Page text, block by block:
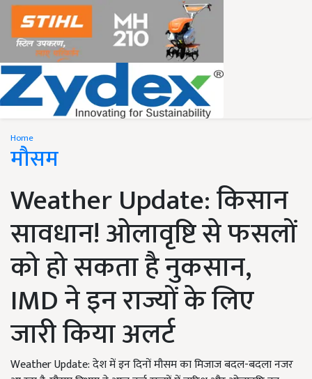
Home
मौसम
Weather Update: किसान
सावधान! ओलावृष्टि से फसलों
को हो सकता है नुकसान,
IMD ने इन राज्यों के लिए
जारी किया अलर्ट
Weather Update: देश में इन दिनों मौसम का मिजाज बदल-बदला नजर